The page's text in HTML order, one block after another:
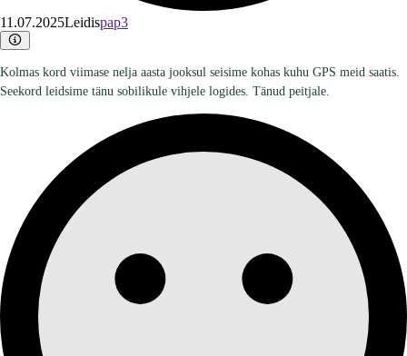
11.07.2025Leidispap3
Kolmas kord viimase nelja aasta jooksul seisime kohas kuhu GPS meid saatis.
Seekord leidsime tänu sobilikule vihjele logides. Tänud peitjale.